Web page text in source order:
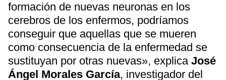
formación de nuevas neuronas en los
cerebros de los enfermos, podríamos
conseguir que aquellas que se mueren
como consecuencia de la enfermedad se
sustituyan por otras nuevas», explica José
Ángel Morales García, investigador del